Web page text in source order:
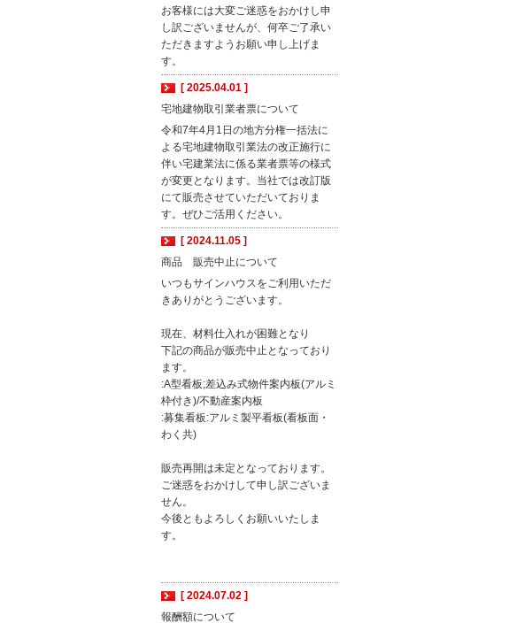
お客様には大変ご迷惑をおかけし申
し訳ございませんが、何卒ご了承い
ただきますようお願い申し上げま
す。
[ 2025.04.01 ]
宅地建物取引業者票について
令和7年4月1日の地方分権一括法に
よる宅地建物取引業法の改正施行に
伴い宅建業法に係る業者票等の様式
が変更となります。当社では改訂版
にて販売させていただいておりま
す。ぜひご活用ください。
[ 2024.11.05 ]
商品 販売中止について
いつもサインハウスをご利用いただ
きありがとうございます。
現在、材料仕入れが困難となり
下記の商品が販売中止となっており
ます。
:A型看板;差込み式物件案内板(アルミ
枠付き)/不動産案内板
:募集看板:アルミ製平看板(看板面・
わく共)
販売再開は未定となっております。
ご迷惑をおかけして申し訳ございま
せん。
今後ともよろしくお願いいたしま
す。
[ 2024.07.02 ]
報酬額について